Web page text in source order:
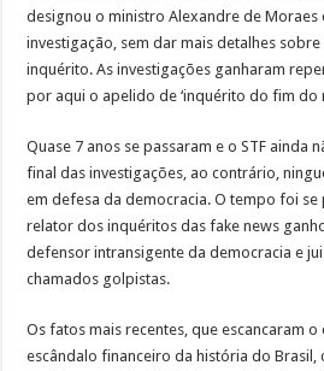
designou o ministro Alexandre de Moraes
investigação, sem dar mais detalhes
inquérito. As investigações ganharam
por aqui o apelido de ‘inquérito do fim do
Quase 7 anos se passaram e o STF ainda
final das investigações, ao contrário,
em defesa da democracia. O tempo foi se
relator dos inquéritos das fake news
defensor intransigente da democracia e
chamados golpistas.
Os fatos mais recentes, que escancaram
escândalo financeiro da história do Brasil,